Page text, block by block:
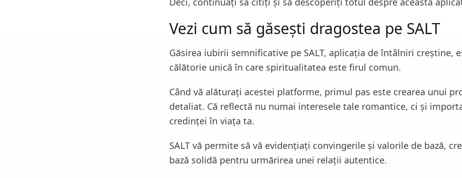
Vezi cum să găsești dragostea pe SALT
Găsirea iubirii semnificative pe SALT, aplicația de întâlniri creștine,
călătorie unică în care spiritualitatea este firul comun.
Când vă alăturați acestei platforme, primul pas este crearea unui
detaliat. Că reflectă nu numai interesele tale romantice, ci și
credinței în viața ta.
SALT vă permite să vă evidențiați convingerile și valorile de bază,
bază solidă pentru urmărirea unei relații autentice.